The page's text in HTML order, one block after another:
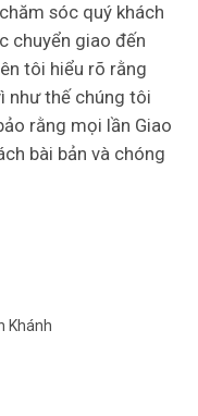
sóc quý khách
chuyển giao đến
tôi hiểu rõ rằng
như thế chúng tôi
rằng mọi lần Giao
bài bản và chóng